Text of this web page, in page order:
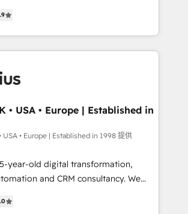
platform into complex business
optimise what you've got and make
actually use it, build your website in
it on HubSpot. We are on the
we've been accredited by
by the CCS, which means we
sector companies as well the
profile. Our services: -
HubSpot CMS website
• USA • Europe | Established in
USA • Europe | Established in 1998 提供
year-old digital transformation,
and CRM consultancy. We
return from digital and fuel their